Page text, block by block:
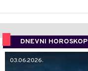
DNEVNI HOROSKOP
03.06.2026.